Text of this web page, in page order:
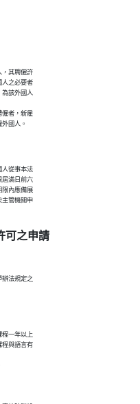
，其聘僱許
人之必要者
為該外國人
僱者，新雇
國人。
人從事本法
屆滿日前六
限內應備展
主管機關申
可之申請
辦法規定之
程一年以上
程與語言有